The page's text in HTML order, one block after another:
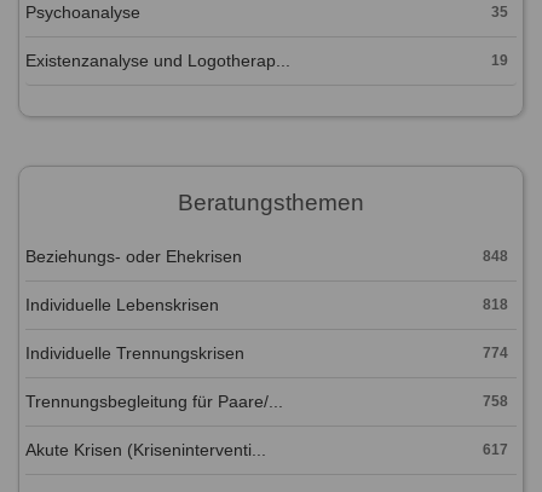
Psychoanalyse 35
Existenzanalyse und Logotherap... 19
Beratungsthemen
Beziehungs- oder Ehekrisen 848
Individuelle Lebenskrisen 818
Individuelle Trennungskrisen 774
Trennungsbegleitung für Paare/... 758
Akute Krisen (Kriseninterventi... 617